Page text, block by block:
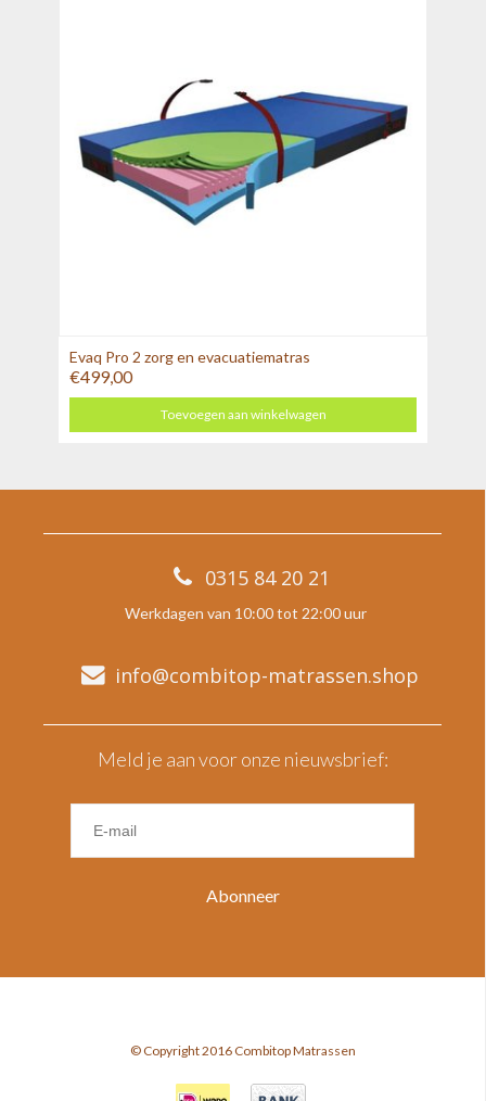
Evaq Pro 2 zorg en evacuatiematras
€499,00
Toevoegen aan winkelwagen
0315 84 20 21
Werkdagen van 10:00 tot 22:00 uur
info@combitop-matrassen.shop
Meld je aan voor onze nieuwsbrief:
Abonneer